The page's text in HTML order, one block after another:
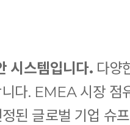
시스템입니다. 다양
다. EMEA 시장 점
된 글로벌 기업 슈